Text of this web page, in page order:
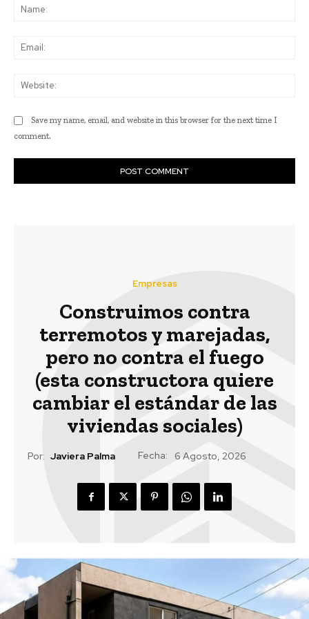
Save my name, email, and website in this browser for the next time I
comment.